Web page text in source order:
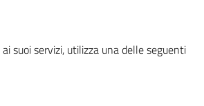
suoi servizi, utilizza una delle seguenti